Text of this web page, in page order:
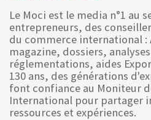
Le Moci est le media n°1 au
entrepreneurs, des
du commerce international
magazine, dossiers,
réglementations, aides
130 ans, des générations
font confiance au Moniteur
International pour partager
ressources et expériences.